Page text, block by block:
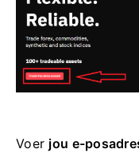
Voer jou e-